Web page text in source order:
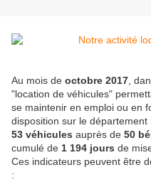
Au mois de octobre 2017 ,
"location de véhicules"
se maintenir en emploi ou en
disposition sur le département
53 véhicules auprès de 50
cumulé de 1 194 jours de
Ces indicateurs peuvent être
: